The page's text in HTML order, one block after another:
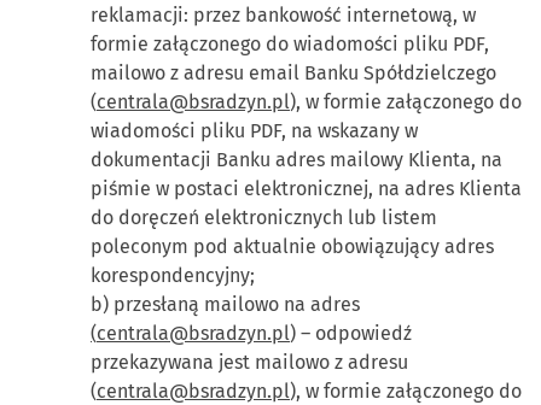
reklamacji: przez bankowość internetową, w
formie załączonego do wiadomości pliku PDF,
mailowo z adresu email Banku Spółdzielczego
(centrala@bsradzyn.pl), w formie załączonego do
wiadomości pliku PDF, na wskazany w
dokumentacji Banku adres mailowy Klienta, na
piśmie w postaci elektronicznej, na adres Klienta
do doręczeń elektronicznych lub listem
poleconym pod aktualnie obowiązujący adres
korespondencyjny;
b) przesłaną mailowo na adres
(centrala@bsradzyn.pl) – odpowiedź
przekazywana jest mailowo z adresu
(centrala@bsradzyn.pl), w formie załączonego do